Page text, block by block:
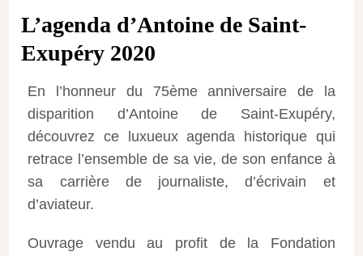
L’agenda d’Antoine de Saint-
Exupéry 2020
En l’honneur du 75ème anniversaire de la
disparition d’Antoine de Saint-Exupéry,
découvrez ce luxueux agenda historique qui
retrace l’ensemble de sa vie, de son enfance à
sa carrière de journaliste, d’écrivain et
d’aviateur.
Ouvrage vendu au profit de la Fondation